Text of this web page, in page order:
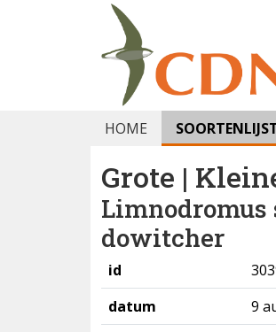
HOME
Grote |
Limnodromus
dowitcher
id
datum
9